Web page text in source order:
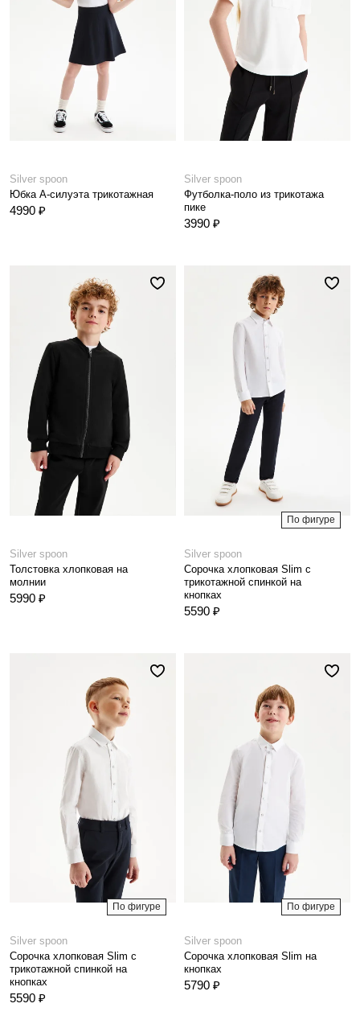
Silver spoon
Юбка А-силуэта трикотажная
4990 ₽
Silver spoon
Футболка-поло из трикотажа
пике
3990 ₽
Silver spoon
Толстовка хлопковая на
молнии
5990 ₽
По фигуре
Silver spoon
Сорочка хлопковая Slim с
трикотажной спинкой на
кнопках
5590 ₽
По фигуре
Silver spoon
Сорочка хлопковая Slim с
трикотажной спинкой на
кнопках
5590 ₽
По фигуре
Silver spoon
Сорочка хлопковая Slim на
кнопках
5790 ₽